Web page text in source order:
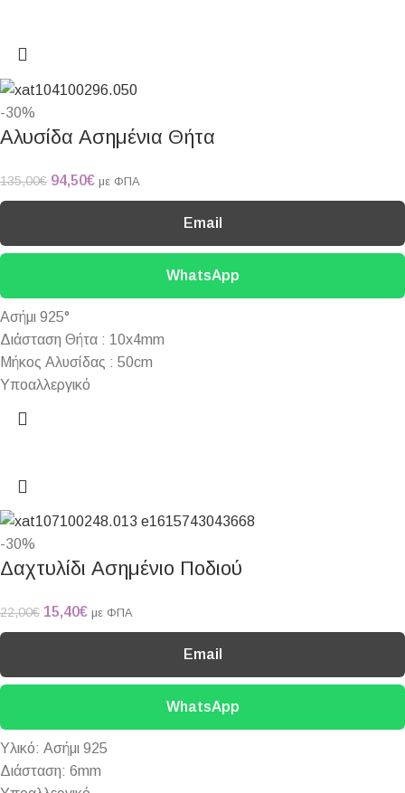
-30%
Αλυσίδα Ασημένια Θήτα
135,00€ 94,50€ με ΦΠΑ
Email
WhatsApp
Ασήμι 925°
Διάσταση Θήτα : 10x4mm
Μήκος Αλυσίδας : 50cm
Υποαλλεργικό
-30%
Δαχτυλίδι Ασημένιο Ποδιού
22,00€ 15,40€ με ΦΠΑ
Email
WhatsApp
Υλικό: Ασήμι 925
Διάσταση: 6mm